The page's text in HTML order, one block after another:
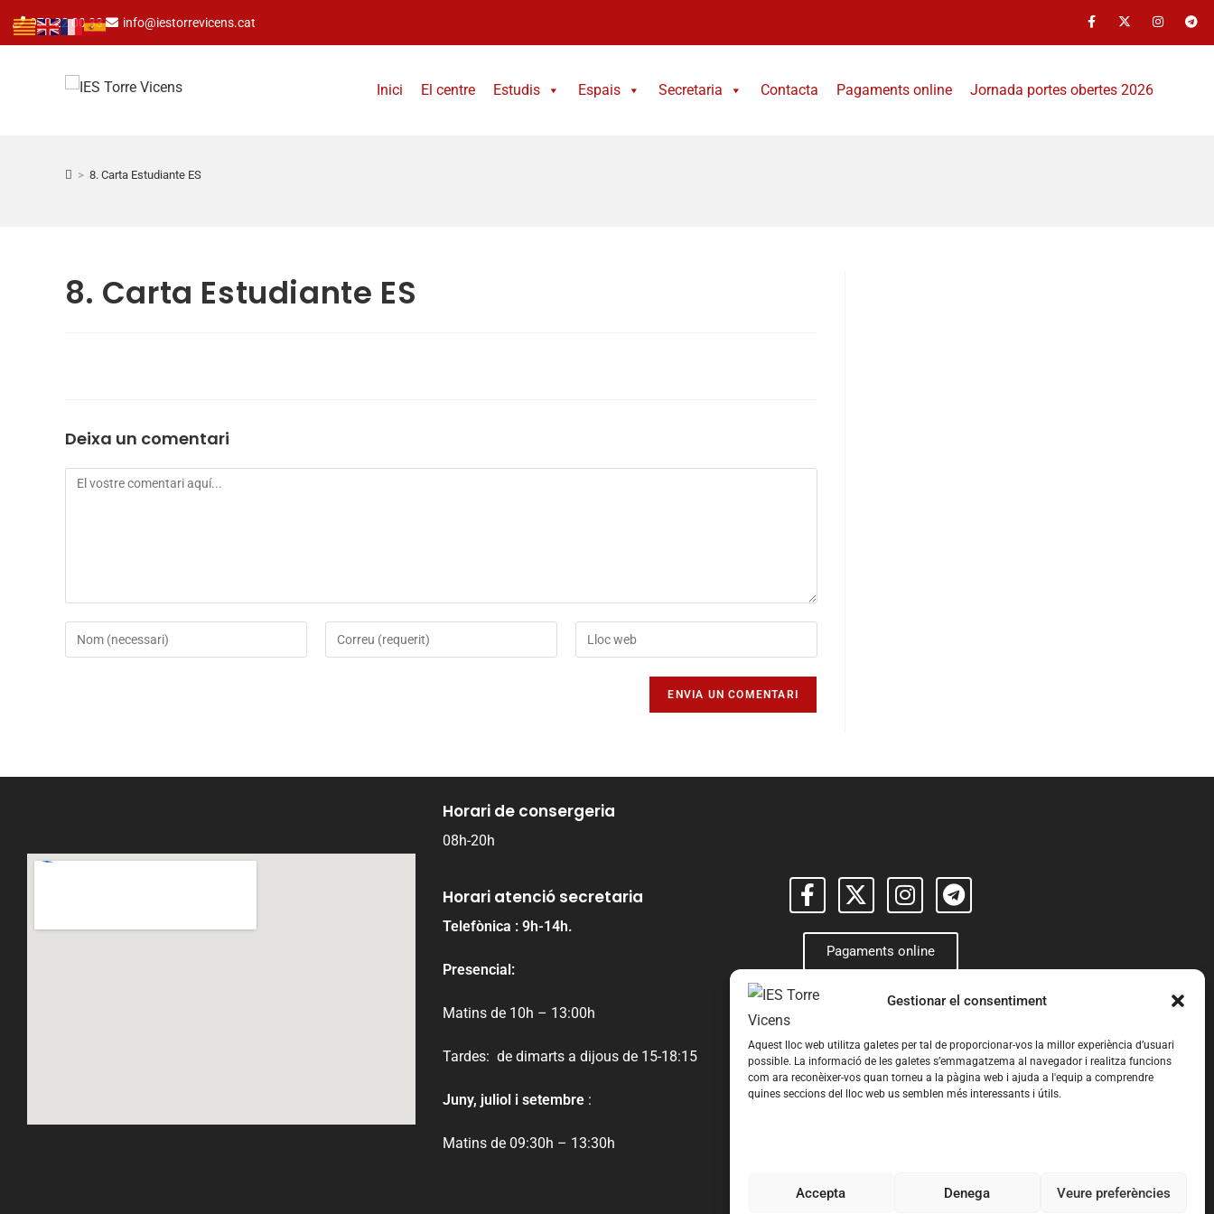
Gestionar el consentiment
Aquest lloc web utilitza galetes per tal de proporcionar-vos la millor experiència d’usuari
possible. La informació de les galetes s’emmagatzema al navegador i realitza funcions
com ara reconèixer-vos quan torneu a la pàgina web i ajuda a l'equip a comprendre
quines seccions del lloc web us semblen més interessants i útils.
Accepta Denega Veure preferències
973 22 00 33 info@iestorrevicens.cat
Inici El centre Estudis Espais Secretaria Contacta Pagaments online Jornada portes obertes 2026
> 8. Carta Estudiante ES
8. Carta Estudiante ES
Deixa un comentari
Horari de consergeria
08h-20h
Horari atenció secretaria
Telefònica : 9h-14h.
Presencial:
Matins de 10h – 13:00h
Tardes: de dimarts a dijous de 15-18:15
Juny, juliol i setembre:
Matins de 09:30h – 13:30h
Pagaments online